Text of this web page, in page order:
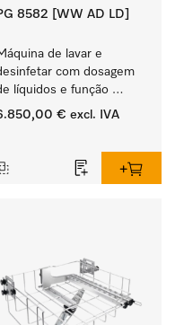
8582 [WW AD LD]
de lavar e
com dosagem
líquidos e função
€ excl. IVA